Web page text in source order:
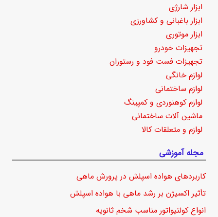
ابزار شارژی
ابزار باغبانی و کشاورزی
ابزار موتوری
تجهیزات خودرو
تجهیزات فست فود و رستوران
لوازم خانگی
لوازم ساختمانی
لوازم کوهنوردی و کمپینگ
ماشین آلات ساختمانی
لوازم و متعلقات کالا
مجله آموزشی
کاربردهای هواده اسپلش در پرورش ماهی
تأثیر اکسیژن بر رشد ماهی با هواده اسپلش
انواع کولتیواتور مناسب شخم ثانویه